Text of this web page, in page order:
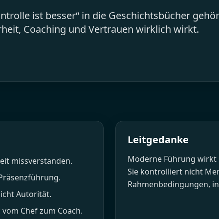
ist besser“ in die Geschichtsbücher
Coaching und Vertrauen wirklich wirkt.
missverstanden.
Autorität.
Chef zum Coach.
Leitgedanke
Moderne Führung wirkt
Sie kontrolliert nicht
Rahmenbedingungen,